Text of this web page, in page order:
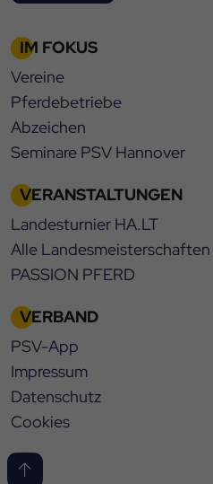
IM FOKUS
Vereine
Pferdebetriebe
Abzeichen
Seminare PSV Hannover
VERANSTALTUNGEN
Landesturnier HA.LT
Alle Landesmeisterschaften
PASSION PFERD
VERBAND
PSV-App
Impressum
Datenschutz
Cookies